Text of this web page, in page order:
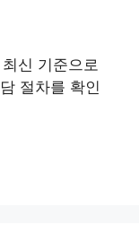
신 기준으로
절차를 확인